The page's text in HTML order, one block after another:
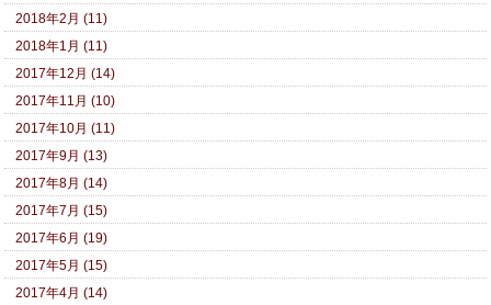
2018年2月 (11)
2018年1月 (11)
2017年12月 (14)
2017年11月 (10)
2017年10月 (11)
2017年9月 (13)
2017年8月 (14)
2017年7月 (15)
2017年6月 (19)
2017年5月 (15)
2017年4月 (14)